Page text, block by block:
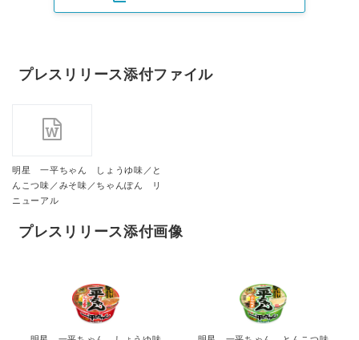
プレスリリース添付ファイル
明星 一平ちゃん しょうゆ味／と
んこつ味／みそ味／ちゃんぽん リ
ニューアル
プレスリリース添付画像